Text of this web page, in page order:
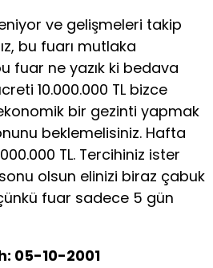
ve gelişmeleri takip
bu fuarı mutlaka
fuar ne yazık ki bedava
10.000.000 TL bizce
bir gezinti yapmak
beklemelisiniz. Hafta
TL. Tercihiniz ister
olsun elinizi biraz çabuk
fuar sadece 5 gün
05-10-2001